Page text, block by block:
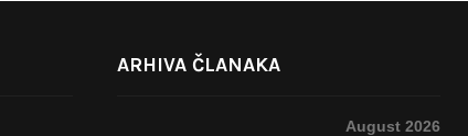
ARHIVA ČLANAKA
August 2026